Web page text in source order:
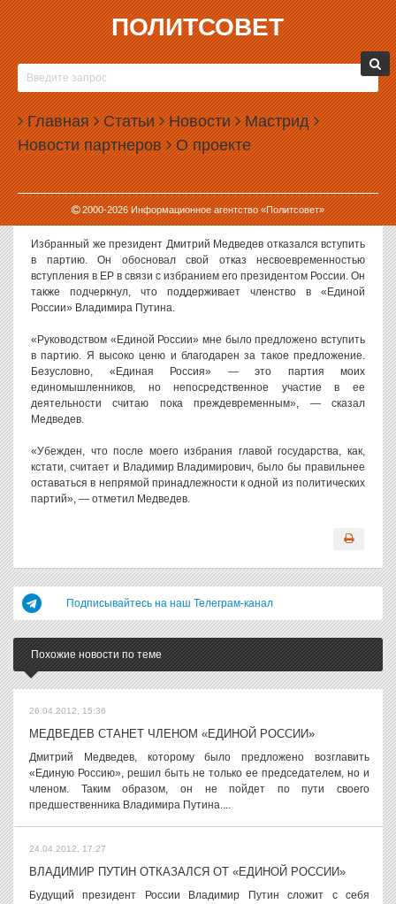
ПОЛИТСОВЕТ
Главная Статьи Новости Мастрид
Новости партнеров О проекте
2000-2026Информационное агентство «Политсовет»
15.04.2008, 13:14
ДМИТРИЙ МЕДВЕДЕВ ОТКАЗАЛСЯ ВСТУПИТЬ
В «ЕДИНУЮ РОССИЮ»
Президент России Владимир Путин согласился возглавить
партию «Единая Россия».
«Я готов взять на себя дополнительную ответственность и
возглавить «Единую Россию», — заявил Путин на проходящем в
Москве девятом съезде партии, отвечая на предложение лидера
"единороссов" Бориса Грызлова. Об этом сообщает «Газета.ру».
Избранный же президент Дмитрий Медведев отказался вступить
в партию. Он обосновал свой отказ несвоевременностью
вступления в ЕР в связи с избранием его президентом России. Он
также подчеркнул, что поддерживает членство в «Единой
России» Владимира Путина.
«Руководством «Единой России» мне было предложено вступить
в партию. Я высоко ценю и благодарен за такое предложение.
Безусловно, «Единая Россия» — это партия моих
единомышленников, но непосредственное участие в ее
деятельности считаю пока преждевременным», — сказал
Медведев.
«Убежден, что после моего избрания главой государства, как,
кстати, считает и Владимир Владимирович, было бы правильнее
оставаться в непрямой принадлежности к одной из политических
партий», — отметил Медведев.
Подписывайтесь на наш Телеграм-канал
Похожие новости по теме
26.04.2012, 15:36
МЕДВЕДЕВ СТАНЕТ ЧЛЕНОМ «ЕДИНОЙ РОССИИ»
Дмитрий Медведев, которому было предложено возглавить
«Единую Россию», решил быть не только ее председателем, но и
членом. Таким образом, он не пойдет по пути своего
предшественника Владимира Путина....
24.04.2012, 17:27
ВЛАДИМИР ПУТИН ОТКАЗАЛСЯ ОТ «ЕДИНОЙ РОССИИ»
Будущий президент России Владимир Путин сложит с себя